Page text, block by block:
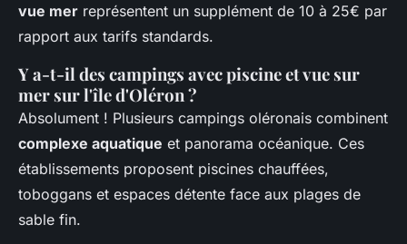
vue mer représentent un supplément de 10 à 25€ par
rapport aux tarifs standards.
Y a-t-il des campings avec piscine et vue sur
mer sur l'île d'Oléron ?
Absolument ! Plusieurs campings oléronais combinent
complexe aquatique et panorama océanique. Ces
établissements proposent piscines chauffées,
toboggans et espaces détente face aux plages de
sable fin.